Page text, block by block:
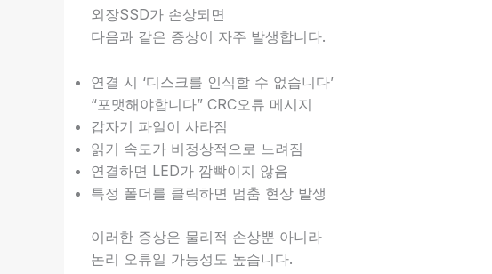
외장SSD가 손상되면
다음과 같은 증상이 자주 발생합니다.
연결 시 ‘디스크를 인식할 수 없습니다’
“포맷해야합니다” CRC오류 메시지
갑자기 파일이 사라짐
읽기 속도가 비정상적으로 느려짐
연결하면 LED가 깜빡이지 않음
특정 폴더를 클릭하면 멈춤 현상 발생
이러한 증상은 물리적 손상뿐 아니라
논리 오류일 가능성도 높습니다.